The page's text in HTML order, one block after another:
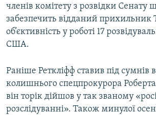
членів комітету з розвідки Сенату
забезпечить відданий прихильник
об’єктивність у роботі 17
США.
Раніше Реткліфф ставив під сумнів
колишнього спецпрокурора
він торік дійшов у так званому
розслідуванні». Також минулої